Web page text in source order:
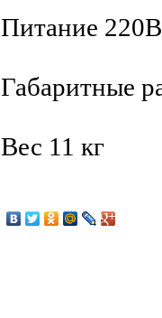
Питание
Габаритные
Вес 11 кг